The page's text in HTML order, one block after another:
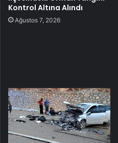
Kontrol Altına Alındı
Ağustos 7, 2026